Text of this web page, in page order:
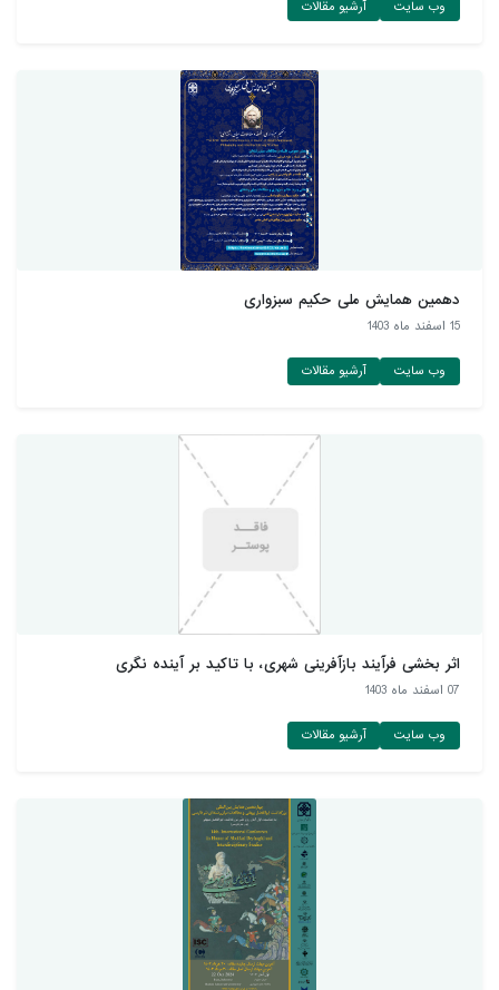
وب سایت آرشیو مقالات
دهمین همایش ملی حکیم سبزواری
15 اسفند ماه 1403
وب سایت آرشیو مقالات
اثر بخشی فرآیند بازآفرینی شهری، با تاکید بر آینده نگری
07 اسفند ماه 1403
وب سایت آرشیو مقالات